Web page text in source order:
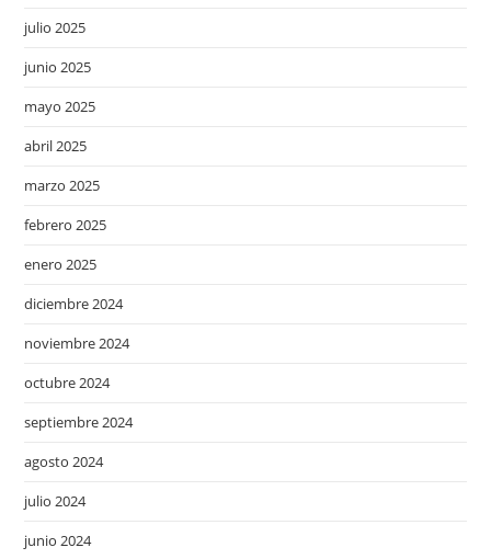
julio 2025
junio 2025
mayo 2025
abril 2025
marzo 2025
febrero 2025
enero 2025
diciembre 2024
noviembre 2024
octubre 2024
septiembre 2024
agosto 2024
julio 2024
junio 2024